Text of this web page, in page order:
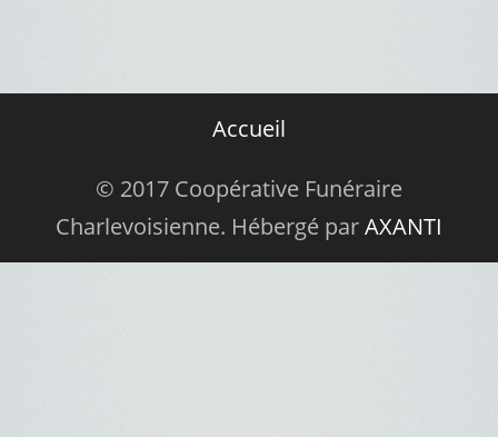
Accueil
© 2017 Coopérative Funéraire
Charlevoisienne. Hébergé parAXANTI